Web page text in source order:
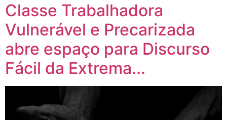
Classe Trabalhadora
Vulnerável e Precarizada
abre espaço para Discurso
Fácil da Extrema...